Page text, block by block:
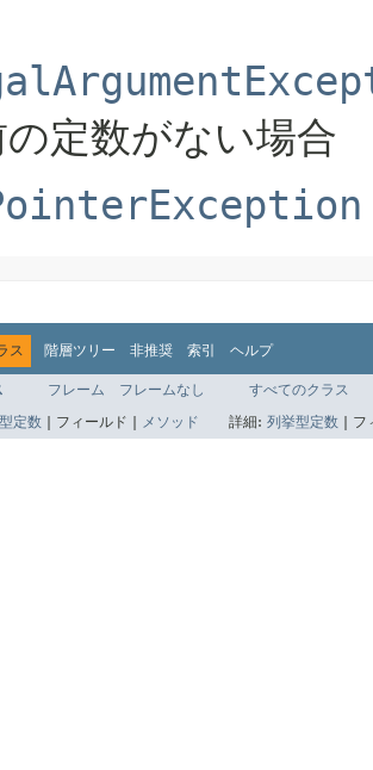
定数がない場合
ス 階層ツリー 非推奨 索引 ヘルプ
フレーム フレームなし
すべてのクラス
定数 フィールド | メソッド 詳細: 列挙型定数 フ